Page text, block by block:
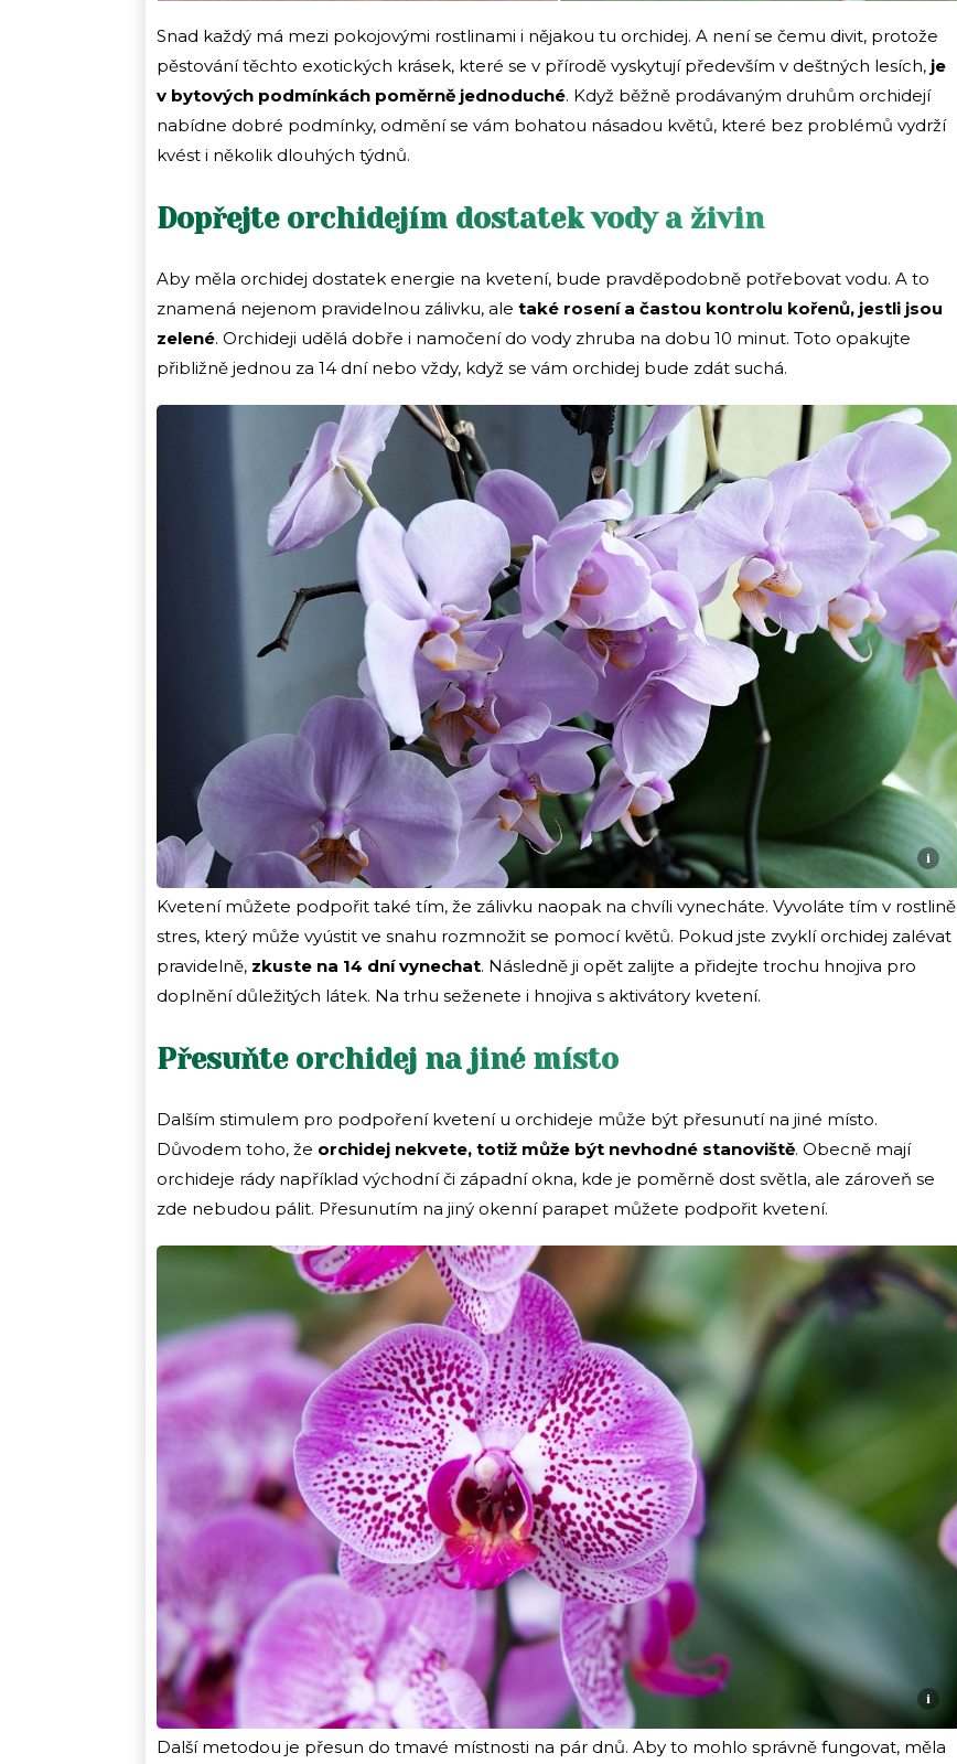
Snad každý má mezi pokojovými rostlinami i nějakou tu orchidej. A není se čemu divit, protože
pěstování těchto exotických krásek, které se v přírodě vyskytují především v deštných lesích, je
v bytových podmínkách poměrně jednoduché. Když běžně prodávaným druhům orchidejí
nabídne dobré podmínky, odmění se vám bohatou násadou květů, které bez problémů vydrží
kvést i několik dlouhých týdnů.
Dopřejte orchidejím dostatek vody a živin
Aby měla orchidej dostatek energie na kvetení, bude pravděpodobně potřebovat vodu. A to
znamená nejenom pravidelnou zálivku, ale také rosení a častou kontrolu kořenů, jestli jsou
zelené. Orchideji udělá dobře i namočení do vody zhruba na dobu 10 minut. Toto opakujte
přibližně jednou za 14 dní nebo vždy, když se vám orchidej bude zdát suchá.
i
Kvetení můžete podpořit také tím, že zálivku naopak na chvíli vynecháte. Vyvoláte tím v rostlině
stres, který může vyústit ve snahu rozmnožit se pomocí květů. Pokud jste zvyklí orchidej zalévat
pravidelně, zkuste na 14 dní vynechat. Následně ji opět zalijte a přidejte trochu hnojiva pro
doplnění důležitých látek. Na trhu seženete i hnojiva s aktivátory kvetení.
Přesuňte orchidej na jiné místo
Dalším stimulem pro podpoření kvetení u orchideje může být přesunutí na jiné místo.
Důvodem toho, že orchidej nekvete, totiž může být nevhodné stanoviště. Obecně mají
orchideje rády například východní či západní okna, kde je poměrně dost světla, ale zároveň se
zde nebudou pálit. Přesunutím na jiný okenní parapet můžete podpořit kvetení.
i
Další metodou je přesun do tmavé místnosti na pár dnů. Aby to mohlo správně fungovat, měla